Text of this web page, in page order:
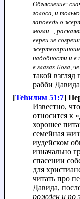
Объяснение:
голоса, и
заповедь о
могли...,
евреи не
надобности и в
в глазах Бога,
такой взгляд
рабби
[Теhилим 51:7]
Известно,
относится к
хорошее
семейная
иудейском
изначально
спасении
для
читать про
Давида,
рожден и по